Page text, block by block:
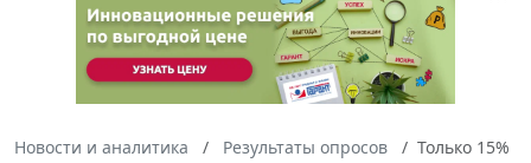
Новости и аналитика Результаты опросов
Только 15%